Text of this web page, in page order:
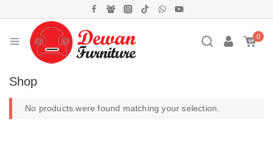
0
Shop
No products were found matching your selection.